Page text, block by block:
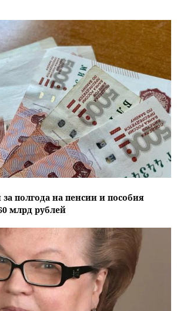
полгода на пенсии и пособия
млрд рублей